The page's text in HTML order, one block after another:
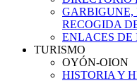
GARBIGUNE,
RECOGIDA
ENLACES DE
TURISMO
OYÓN-OION
HISTORIA Y